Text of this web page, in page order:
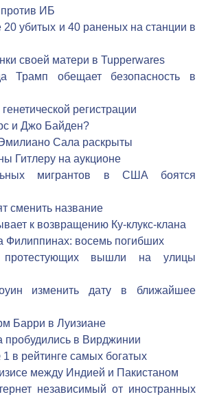
ИБ
убитых и 40 раненых на станции в
своей матери в Tupperwares
Трамп обещает безопасность в
регистрации
и Джо Байден?
Сала раскрыты
Гитлеру на аукционе
мигрантов в США боятся
сменить название
к возвращению Ку-клукс-клана
Филиппинах: восемь погибших
протестующих вышли на улицы
изменить дату в ближайшее
Барри в Луизиане
пробудились в Вирджинии
в рейтинге самых богатых
между Индией и Пакистаном
независимый от иностранных